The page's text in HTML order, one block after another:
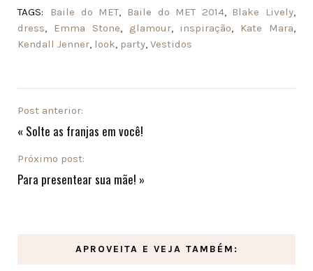
TAGS: Baile do MET, Baile do MET 2014, Blake Lively,
dress, Emma Stone, glamour, inspiração, Kate Mara,
Kendall Jenner, look, party, Vestidos
Post anterior:
« Solte as franjas em você!
Próximo post:
Para presentear sua mãe! »
APROVEITA E VEJA TAMBÉM: